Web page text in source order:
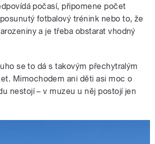
počasí, připomene počet
fotbalový trénink nebo to, že
a je třeba obstarat vhodný
se to dá s takovým přechytralým
Mimochodem ani děti asi moc o
nestojí – v muzeu u něj postojí jen